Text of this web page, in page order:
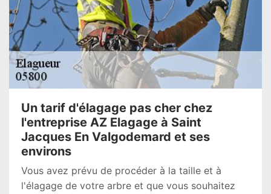
Un tarif d'élagage pas cher chez
l'entreprise AZ Elagage à Saint
Jacques En Valgodemard et ses
environs
Vous avez prévu de procéder à la taille et à
l'élagage de votre arbre et que vous souhaitez